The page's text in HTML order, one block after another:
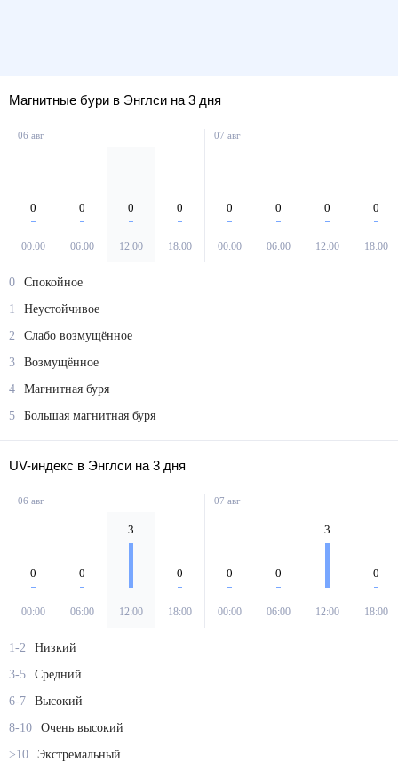
Магнитные бури в Энглси на 3 дня
06 авг
0
00:00
0
06:00
0
12:00
0
18:00
07 авг
0
00:00
0
06:00
0
12:00
0
18:00
0
Спокойное
1
Неустойчивое
2
Слабо возмущённое
3
Возмущённое
4
Магнитная буря
5
Большая магнитная буря
UV-индекс в Энглси на 3 дня
06 авг
0
00:00
0
06:00
3
12:00
0
18:00
07 авг
0
00:00
0
06:00
3
12:00
0
18:00
1-2
Низкий
3-5
Средний
6-7
Высокий
8-10
Очень высокий
>10
Экстремальный